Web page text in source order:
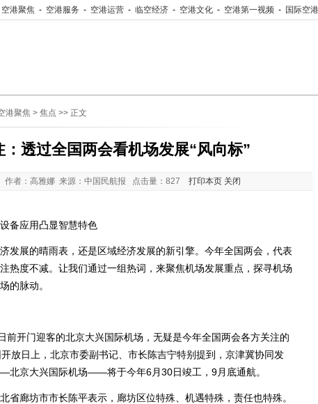
空港聚焦 - 空港服务 - 空港运营 - 临空经济 - 空港文化 - 空港第一视频 - 国际空
港聚焦 > 焦点 >> 正文
：透过全国两会看机场发展“风向标”
作者：高雅娜 来源：中国民航报 点击量： 827 打印本页 关闭
应用凸显智慧特色
展的晴雨表，还是区域经济发展的新引擎。今年全国两会，代表
热度不减。让我们通过一组热词，来聚焦机场发展重点，探寻机场
的脉动。
开门迎客的北京大兴国际机场，无疑是今年全国两会各方关注的
放日上，北京市委副书记、市长陈吉宁特别提到，京津冀协同发
北京大兴国际机场——将于今年6月30日竣工，9月底通航。
廊坊市市长陈平表示，廊坊区位特殊、机遇特殊，责任也特殊。